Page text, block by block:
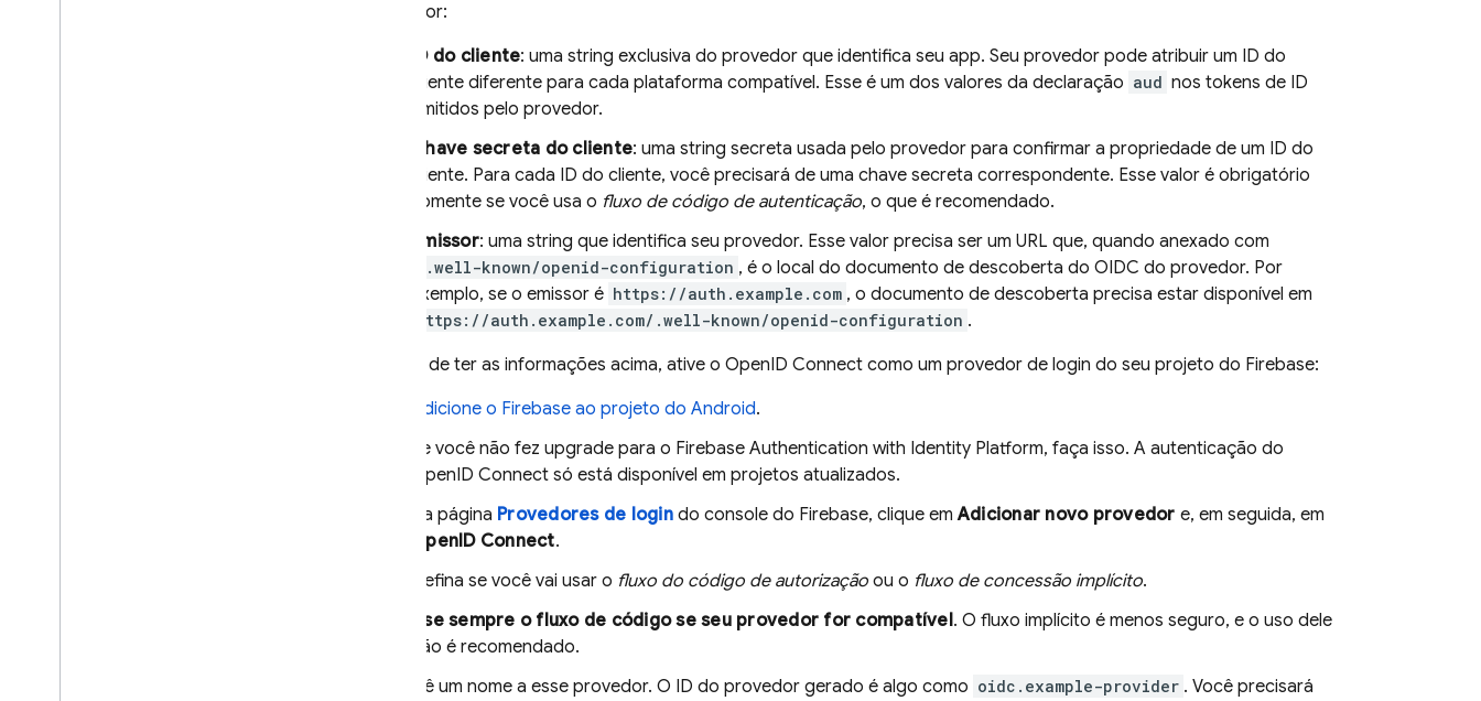
provedor:
ID do cliente: uma string exclusiva do provedor que identifica seu app. Seu provedor pode atribuir um ID do
cliente diferente para cada plataforma compatível. Esse é um dos valores da declaração aud nos tokens de ID
emitidos pelo provedor.
Chave secreta do cliente: uma string secreta usada pelo provedor para confirmar a propriedade de um ID do
cliente. Para cada ID do cliente, você precisará de uma chave secreta correspondente. Esse valor é obrigatório
somente se você usa o fluxo de código de autenticação, o que é recomendado.
Emissor: uma string que identifica seu provedor. Esse valor precisa ser um URL que, quando anexado com
/.well-known/openid-configuration , é o local do documento de descoberta do OIDC do provedor. Por
exemplo, se o emissor é https://auth.example.com , o documento de descoberta precisa estar disponível em
https://auth.example.com/.well-known/openid-configuration .
Depois de ter as informações acima, ative o OpenID Connect como um provedor de login do seu projeto do Firebase:
Adicione o Firebase ao projeto do Android.
Se você não fez upgrade para o Firebase Authentication with Identity Platform, faça isso. A autenticação do
OpenID Connect só está disponível em projetos atualizados.
Na página Provedores de logindo console do Firebase, clique emAdicionar novo provedor e, em seguida, em
OpenID Connect.
Defina se você vai usar o fluxo do código de autorização ou o fluxo de concessão implícito.
Use sempre o fluxo de código se seu provedor for compatível. O fluxo implícito é menos seguro, e o uso dele
não é recomendado.
Dê um nome a esse provedor. O ID do provedor gerado é algo como oidc.example-provider . Você precisará